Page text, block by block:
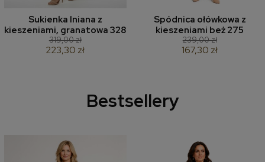
Sukienka lniana z
kieszeniami, granatowa 328
319,00 zł
223,30 zł
Spódnica ołówkowa z
kieszeniami beż 275
239,00 zł
167,30 zł
Bestsellery